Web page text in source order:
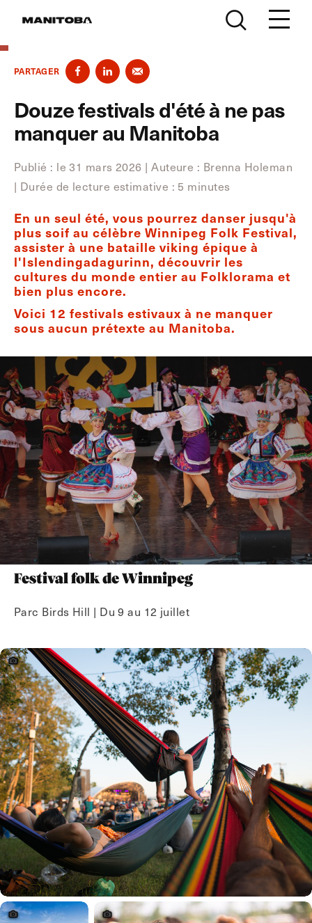
PARTAGER
Douze festivals d'été à ne pas
manquer au Manitoba
Publié : le 31 mars 2026 | Auteure : Brenna Holeman
| Durée de lecture estimative : 5 minutes
En un seul été, vous pourrez danser jusqu'à
plus soif au célèbre Winnipeg Folk Festival,
assister à une bataille viking épique à
l'Islendingadagurinn, découvrir les
cultures du monde entier au Folklorama et
bien plus encore.
Voici 12 festivals estivaux à ne manquer
sous aucun prétexte au Manitoba.
Festival folk de Winnipeg
Parc Birds Hill | Du 9 au 12 juillet